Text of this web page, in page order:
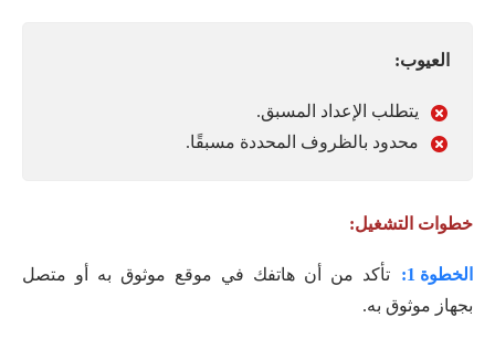
العيوب:
يتطلب الإعداد المسبق.
محدود بالظروف المحددة مسبقًا.
خطوات التشغيل:
الخطوة 1:
تأكد من أن هاتفك في موقع موثوق به أو متصل
بجهاز موثوق به.